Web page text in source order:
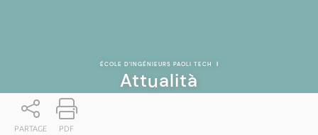
ÉCOLE D'INGÉNIEURS PAOLI TECH |
Attualità
PARTAGE PDF